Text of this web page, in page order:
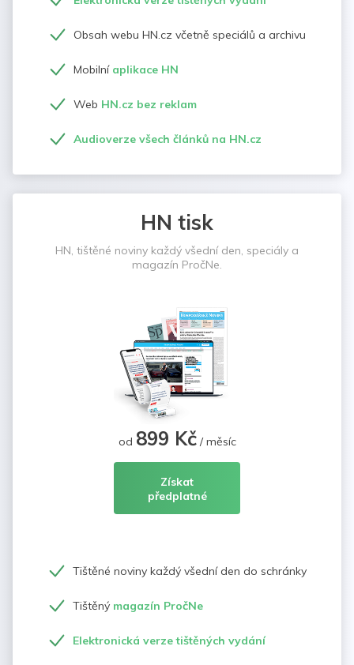
Obsah webu HN.cz včetně speciálů a archivu
Mobilní aplikace HN
Web HN.cz bez reklam
Audioverze všech článků na HN.cz
HN tisk
HN, tištěné noviny každý všední den, speciály a
magazín PročNe.
od 899 Kč/ měsíc
Získat
předplatné
Tištěné noviny každý všední den do schránky
Tištěný magazín PročNe
Elektronická verze tištěných vydání